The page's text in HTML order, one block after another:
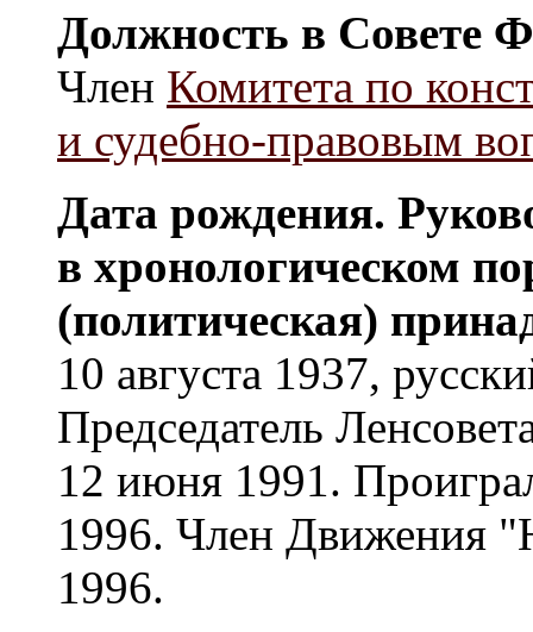
Должность в Совете
Член Комитета по
и судебно-правовым
Дата рождения.
в хронологическом
(политическая)
10 августа 1937,
Председатель
12 июня 1991.
1996. Член Движения
1996.